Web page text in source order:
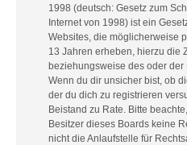
1998 (deutsch: Gesetz zum
Internet von 1998) ist ein
Websites, die möglicherweise
13 Jahren erheben, hierzu die
beziehungsweise des oder
Wenn du dir unsicher bist, ob
der du dich zu registrieren
Beistand zu Rate. Bitte
Besitzer dieses Boards keine
nicht die Anlaufstelle für